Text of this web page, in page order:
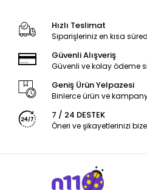
Hızlı Teslimat
Siparişleriniz en kısa
Güvenli Alışveriş
Güvenli ve kolay ödeme
Geniş Ürün Yelpazesi
Binlerce ürün ve
7 / 24 DESTEK
Öneri ve şikayetlerinizi